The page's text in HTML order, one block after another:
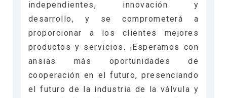
independientes, innovación y
desarrollo, y se comprometerá a
proporcionar a los clientes mejores
productos y servicios. ¡Esperamos con
ansias más oportunidades de
cooperación en el futuro, presenciando
el futuro de la industria de la válvula y